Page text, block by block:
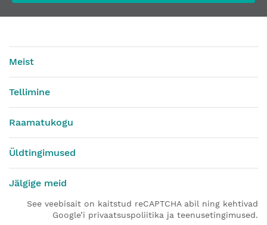
Meist
Tellimine
Raamatukogu
Üldtingimused
Jälgige meid
See veebisait on kaitstud reCAPTCHA abil ning kehtivad
Google’i privaatsuspoliitika ja teenusetingimused.